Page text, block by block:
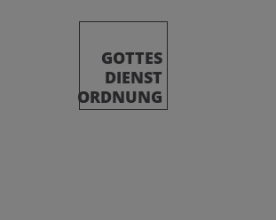
GOTTES
DIENST
ORDNUNG